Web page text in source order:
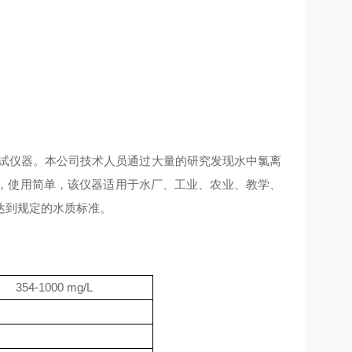
仪器。本公司技术人员通过大量的研究发现水中氯离
使用简单，该仪器适用于水厂、工业、农业、教学、
规定的水质标准。
354-1000 mg/L